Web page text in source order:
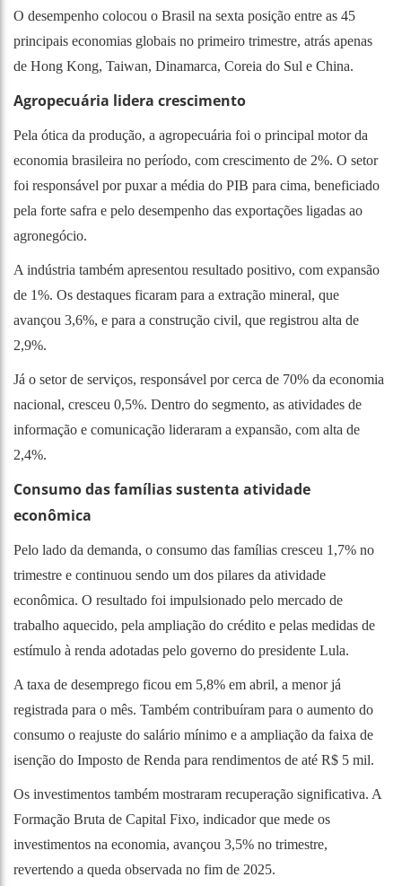
O desempenho colocou o Brasil na sexta posição entre as 45
principais economias globais no primeiro trimestre, atrás apenas
de Hong Kong, Taiwan, Dinamarca, Coreia do Sul e China.
Agropecuária lidera crescimento
Pela ótica da produção, a agropecuária foi o principal motor da
economia brasileira no período, com crescimento de 2%. O setor
foi responsável por puxar a média do PIB para cima, beneficiado
pela forte safra e pelo desempenho das exportações ligadas ao
agronegócio.
A indústria também apresentou resultado positivo, com expansão
de 1%. Os destaques ficaram para a extração mineral, que
avançou 3,6%, e para a construção civil, que registrou alta de
2,9%.
Já o setor de serviços, responsável por cerca de 70% da economia
nacional, cresceu 0,5%. Dentro do segmento, as atividades de
informação e comunicação lideraram a expansão, com alta de
2,4%.
Consumo das famílias sustenta atividade
econômica
Pelo lado da demanda, o consumo das famílias cresceu 1,7% no
trimestre e continuou sendo um dos pilares da atividade
econômica. O resultado foi impulsionado pelo mercado de
trabalho aquecido, pela ampliação do crédito e pelas medidas de
estímulo à renda adotadas pelo governo do presidente Lula.
A taxa de desemprego ficou em 5,8% em abril, a menor já
registrada para o mês. Também contribuíram para o aumento do
consumo o reajuste do salário mínimo e a ampliação da faixa de
isenção do Imposto de Renda para rendimentos de até R$ 5 mil.
Os investimentos também mostraram recuperação significativa. A
Formação Bruta de Capital Fixo, indicador que mede os
investimentos na economia, avançou 3,5% no trimestre,
revertendo a queda observada no fim de 2025.